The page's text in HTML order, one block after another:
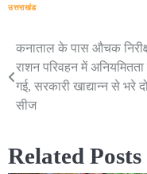
उत्तराखंड
Post
navigation
कनाताल के पास औचक
राशन परिवहन में
गई, सरकारी खाद्यान्न से भरे
सीज
Related Posts